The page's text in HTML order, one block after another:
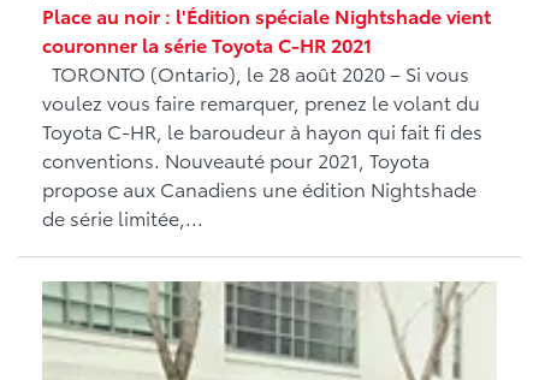
Place au noir : l'Édition spéciale Nightshade vient
couronner la série Toyota C-HR 2021
TORONTO (Ontario), le 28 août 2020 – Si vous
voulez vous faire remarquer, prenez le volant du
Toyota C-HR, le baroudeur à hayon qui fait fi des
conventions. Nouveauté pour 2021, Toyota
propose aux Canadiens une édition Nightshade
de série limitée,...